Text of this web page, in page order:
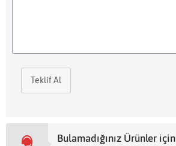
Teklif Al
Bulamadığınız Ürünler için